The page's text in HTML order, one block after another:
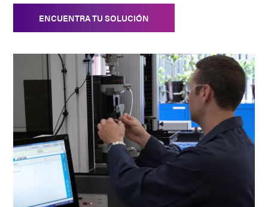
ENCUENTRA TU SOLUCIÓN